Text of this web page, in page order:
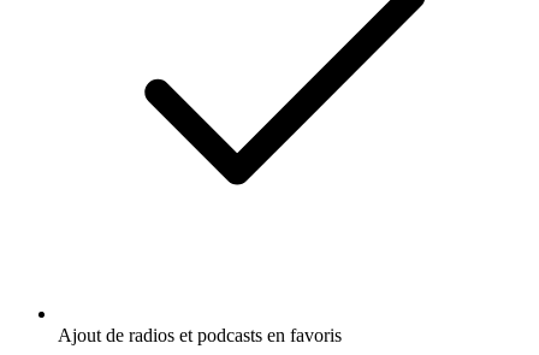
Ajout de radios et podcasts en favoris